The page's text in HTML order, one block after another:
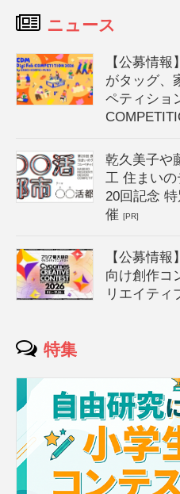
ニュース
【公募情
がタッグ、
ペティショ
乾久美子や
工 住まい
20回記念
催[PR]
【公募情
向け創作コ
リエイティ
特集